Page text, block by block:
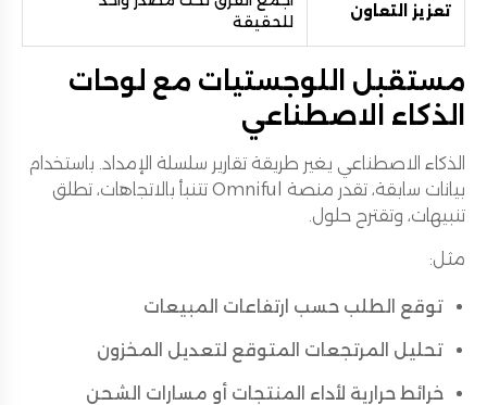
تعزيز التعاون
للحقيقة
مستقبل اللوجستيات مع لوحات
الذكاء الاصطناعي
الذكاء الاصطناعي يغير طريقة تقارير سلسلة الإمداد. باستخدام
بيانات سابقة، تقدر منصة Omniful تتنبأ بالاتجاهات، تطلق
تنبيهات، وتقترح حلول.
مثل:
توقع الطلب حسب ارتفاعات المبيعات
تحليل المرتجعات المتوقع لتعديل المخزون
خرائط حرارية لأداء المنتجات أو مسارات الشحن